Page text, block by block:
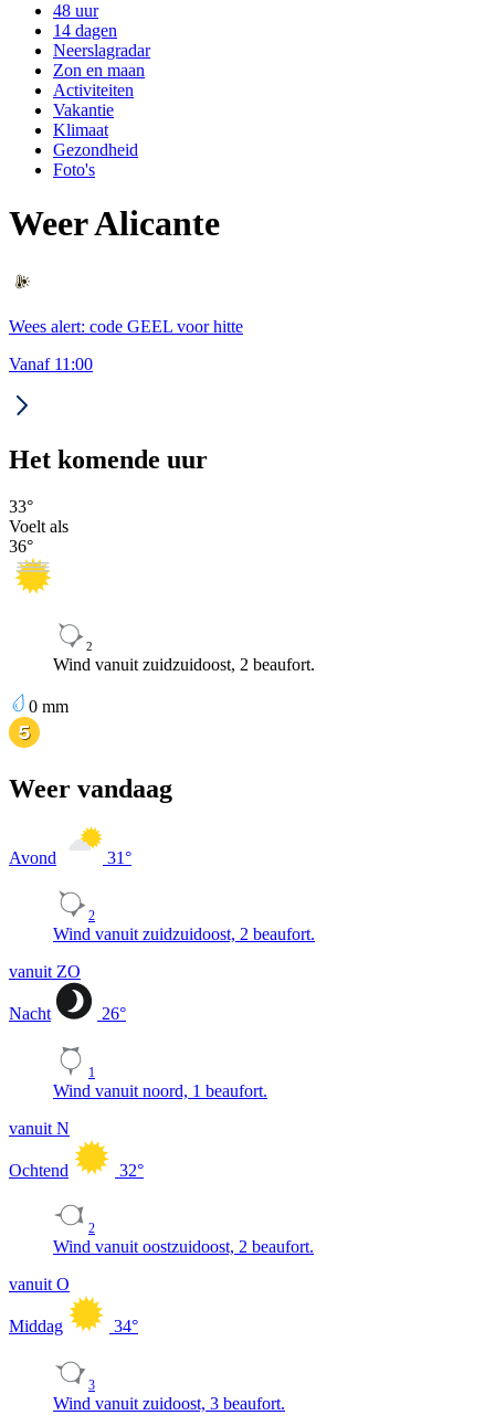
48 uur
14 dagen
Neerslagradar
Zon en maan
Activiteiten
Vakantie
Klimaat
Gezondheid
Foto's
Weer Alicante
Wees alert: code GEEL voor hitte
Vanaf 11:00
Het komende uur
33°
Voelt als
36°
2
Wind vanuit zuidzuidoost, 2 beaufort.
0 mm
Weer vandaag
Avond 31°
2
Wind vanuit zuidzuidoost, 2 beaufort.
vanuit ZO
Nacht 26°
1
Wind vanuit noord, 1 beaufort.
vanuit N
Ochtend 32°
2
Wind vanuit oostzuidoost, 2 beaufort.
vanuit O
Middag 34°
3
Wind vanuit zuidoost, 3 beaufort.